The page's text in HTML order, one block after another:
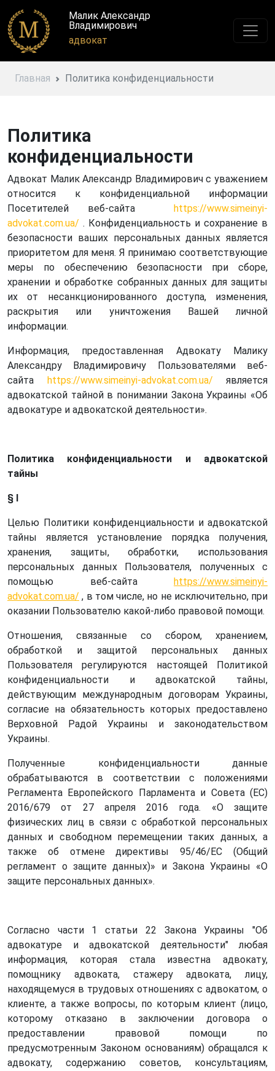
Малик Александр
Владимирович
адвокат
Главная Политика конфиденциальности
Политика
конфиденциальности
Адвокат Малик Александр Владимирович с уважением
относится к конфиденциальной информации
Посетителей веб-сайта https://www.simeinyi-
advokat.com.ua/ . Конфиденциальность и сохранение в
безопасности ваших персональных данных является
приоритетом для меня. Я принимаю соответствующие
меры по обеспечению безопасности при сборе,
хранении и обработке собранных данных для защиты
их от несанкционированного доступа, изменения,
раскрытия или уничтожения Вашей личной
информации.
Информация, предоставленная Адвокату Малику
Александру Владимировичу Пользователями веб-
сайта https://www.simeinyi-advokat.com.ua/ является
адвокатской тайной в понимании Закона Украины «Об
адвокатуре и адвокатской деятельности».
Политика конфиденциальности и адвокатской
тайны
§ I
Целью Политики конфиденциальности и адвокатской
тайны является установление порядка получения,
хранения, защиты, обработки, использования
персональных данных Пользователя, полученных с
помощью веб-сайта https://www.simeinyi-
advokat.com.ua/ , в том числе, но не исключительно, при
оказании Пользователю какой-либо правовой помощи.
Отношения, связанные со сбором, хранением,
обработкой и защитой персональных данных
Пользователя регулируются настоящей Политикой
конфиденциальности и адвокатской тайны,
действующим международным договорам Украины,
согласие на обязательность которых предоставлено
Верховной Радой Украины и законодательством
Украины.
Полученные конфиденциальности данные
обрабатываются в соответствии с положениями
Регламента Европейского Парламента и Совета (EC)
2016/679 от 27 апреля 2016 года. «О защите
физических лиц в связи с обработкой персональных
данных и свободном перемещении таких данных, а
также об отмене директивы 95/46/EC (Общий
регламент о защите данных)» и Закона Украины «О
защите персональных данных».
Согласно части 1 статьи 22 Закона Украины "Об
адвокатуре и адвокатской деятельности" любая
информация, которая стала известна адвокату,
помощнику адвоката, стажеру адвоката, лицу,
находящемуся в трудовых отношениях с адвокатом, о
клиенте, а также вопросы, по которым клиент (лицо,
которому отказано в заключении договора о
предоставлении правовой помощи по
предусмотренным Законом основаниям) обращался к
адвокату, содержанию советов, консультациям,